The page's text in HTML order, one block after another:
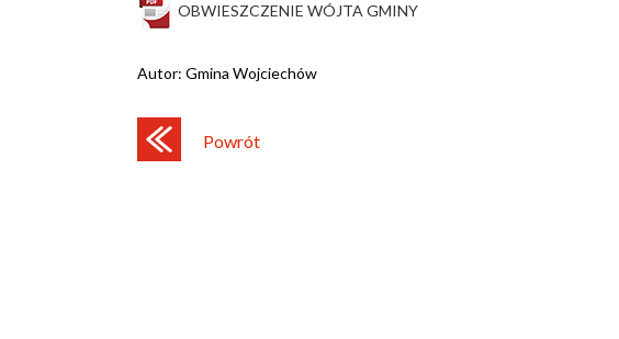
OBWIESZCZENIE WÓJTA GMINY
Autor: Gmina Wojciechów
Powrót